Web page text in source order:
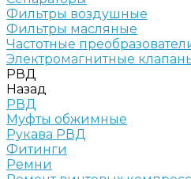
Фильтры воздушные
Фильтры масляные
Частотные
Электромагнитные
РВД
Назад
РВД
Муфты обжимные
Рукава РВД
Фитинги
Ремни